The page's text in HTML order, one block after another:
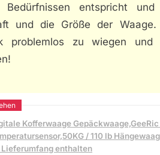
Bedürfnissen entspricht
und die Größe der
problemlos zu wiegen
Kofferwaage
/ 110 lb
Lieferumfang enthalten